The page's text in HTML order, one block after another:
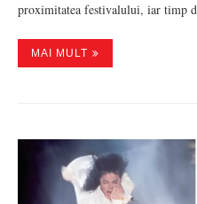
proximitatea festivalului, iar timp
MAI MULT